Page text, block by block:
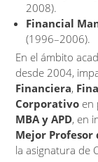
2008).
Financial
(1996–2006).
En el ámbito
desde 2004,
Financiera,
Corporativo en
MBA y APD, en
Mejor Profesor
la asignatura de